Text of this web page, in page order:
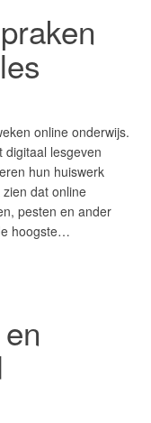
online onderwijs.
digitaal lesgeven
hun huiswerk
dat online
pesten en ander
hoogste…